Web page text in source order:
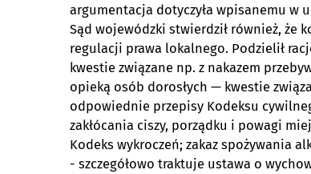
argumentacja dotyczyła wpisanemu w
Sąd wojewódzki stwierdził również, że
regulacji prawa lokalnego. Podzielił
kwestie związane np. z nakazem
opieką osób dorosłych — kwestie
odpowiednie przepisy Kodeksu
zakłócania ciszy, porządku i powagi
Kodeks wykroczeń; zakaz spożywania
- szczegółowo traktuje ustawa o